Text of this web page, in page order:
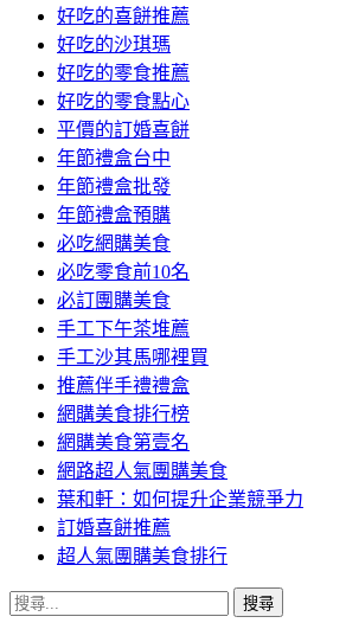
好吃的喜餅推薦
好吃的沙琪瑪
好吃的零食推薦
好吃的零食點心
平價的訂婚喜餅
年節禮盒台中
年節禮盒批發
年節禮盒預購
必吃網購美食
必吃零食前10名
必訂團購美食
手工下午茶堆薦
手工沙其馬哪裡買
推薦伴手禮禮盒
網購美食排行榜
網購美食第壹名
網路超人氣團購美食
葉和軒：如何提升企業競爭力
訂婚喜餅推薦
超人氣團購美食排行
搜